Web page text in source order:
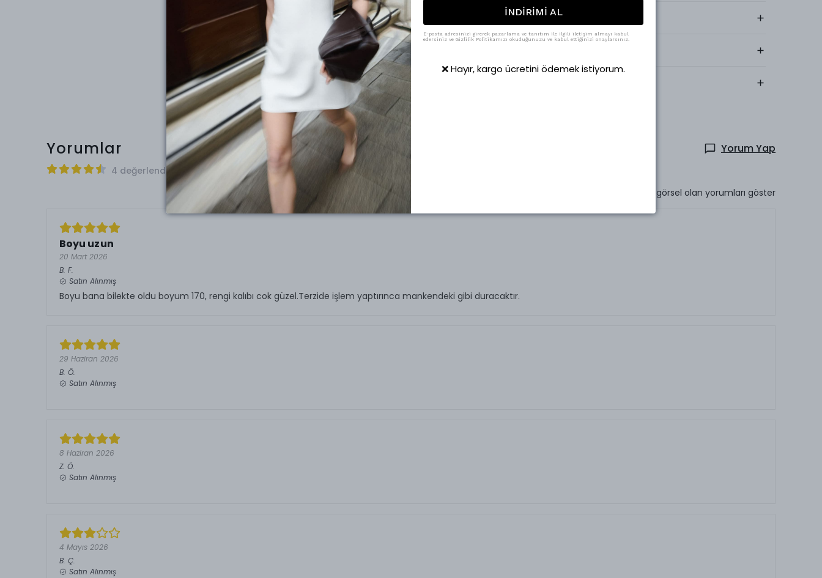
Kargo & Teslimat
Yorumlar Yorum Yap
4 değerlendirmeye göre
Sadece görsel olan yorumları göster
Boyu uzun
20 Mart 2026
B. F.
Satın Alınmış
Boyu bana bilekte oldu boyum 170, rengi kalıbı cok güzel.Terzide işlem yaptırınca mankendeki gibi duracaktır.
29 Haziran 2026
B. Ö.
Satın Alınmış
8 Haziran 2026
Z. Ö.
Satın Alınmış
4 Mayıs 2026
B. Ç.
Satın Alınmış
İNDİRİMİ AL
E-posta adresinizi girerek pazarlama ve tanıtım ile ilgili iletişim almayı kabul
edersiniz ve Gizlilik Politikamızı okuduğunuzu ve kabul ettiğinizi onaylarsınız.
❌ Hayır, kargo ücretini ödemek istiyorum.